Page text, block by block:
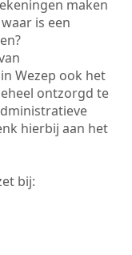
maken
is een
Wezep ook het
ontzorgd te
hierbij aan het
bij: